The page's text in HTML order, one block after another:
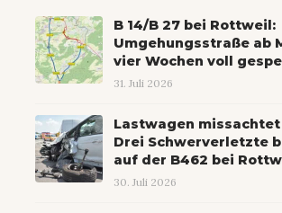
B 14/B 27 bei Rottweil:
Umgehungsstraße ab
vier Wochen voll
31. Juli 2026
Lastwagen
Drei Schwerverletzte
auf der B462 bei
30. Juli 2026